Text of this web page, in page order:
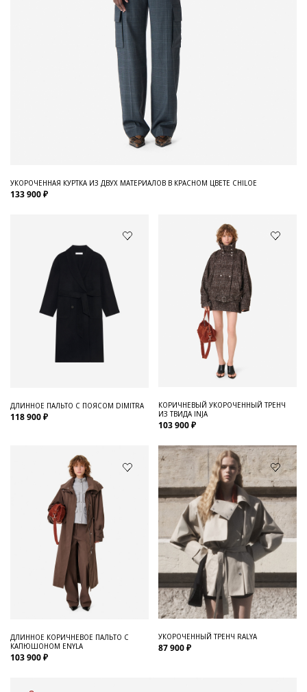
УКОРОЧЕННАЯ КУРТКА ИЗ ДВУХ МАТЕРИАЛОВ В КРАСНОМ ЦВЕТЕ CHILOE
133 900 ₽
ДЛИННОЕ ПАЛЬТО С ПОЯСОМ DIMITRA
118 900 ₽
КОРИЧНЕВЫЙ УКОРОЧЕННЫЙ ТРЕНЧ
ИЗ ТВИДА INJA
103 900 ₽
ДЛИННОЕ КОРИЧНЕВОЕ ПАЛЬТО С
КАПЮШОНОМ ENYLA
103 900 ₽
УКОРОЧЕННЫЙ ТРЕНЧ RALYA
87 900 ₽